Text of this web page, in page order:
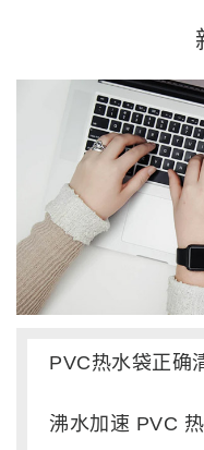
沸水加速 PVC